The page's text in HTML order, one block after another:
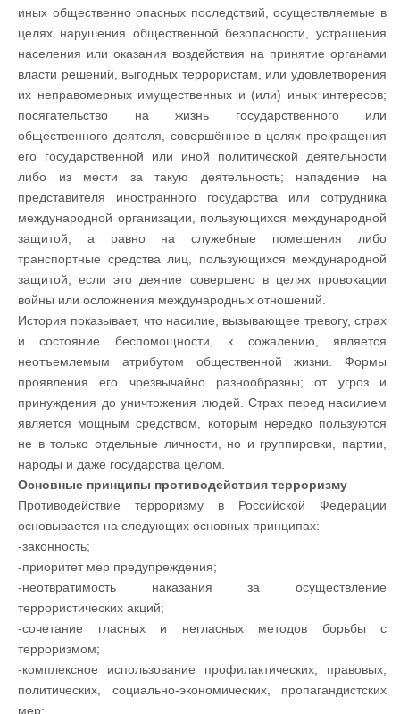
иных общественно опасных последствий, осуществляемые в
целях нарушения общественной безопасности, устрашения
населения или оказания воздействия на принятие органами
власти решений, выгодных террористам, или удовлетворения
их неправомерных имущественных и (или) иных интересов;
посягательство на жизнь государственного или
общественного деятеля, совершённое в целях прекращения
его государственной или иной политической деятельности
либо из мести за такую деятельность; нападение на
представителя иностранного государства или сотрудника
международной организации, пользующихся международной
защитой, а равно на служебные помещения либо
транспортные средства лиц, пользующихся международной
защитой, если это деяние совершено в целях провокации
войны или осложнения международных отношений.
История показывает, что насилие, вызывающее тревогу, страх
и состояние беспомощности, к сожалению, является
неотъемлемым атрибутом общественной жизни. Формы
проявления его чрезвычайно разнообразны; от угроз и
принуждения до уничтожения людей. Страх перед насилием
является мощным средством, которым нередко пользуются
не в только отдельные личности, но и группировки, партии,
народы и даже государства целом.
Основные принципы противодействия терроризму
Противодействие терроризму в Российской Федерации
основывается на следующих основных принципах:
-законность;
-приоритет мер предупреждения;
-неотвратимость наказания за осуществление
террористических акций;
-сочетание гласных и негласных методов борьбы с
терроризмом;
-комплексное использование профилактических, правовых,
политических, социально-экономических, пропагандистских
мер;